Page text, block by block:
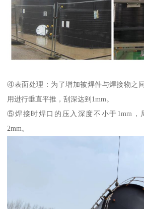
④表面处理：为了增加被焊件与焊接物之
用进行垂直平推，刮深达到1mm。
⑤焊接时焊口的压入深度不小于1mm，
2mm。